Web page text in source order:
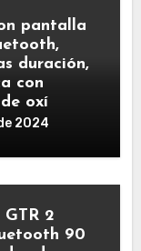
pantalla
duración,
con
oxí
2024
2
90